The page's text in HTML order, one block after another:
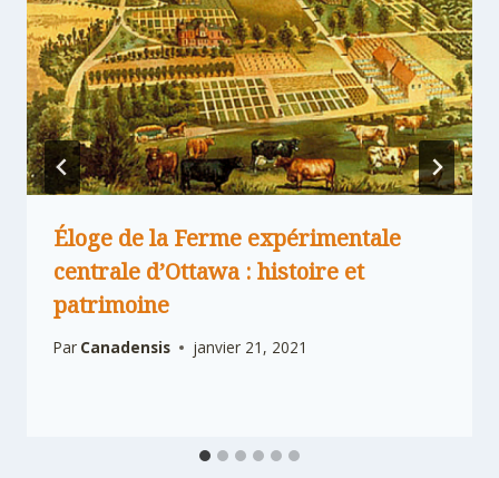
Éloge de la Ferme expérimentale
centrale d’Ottawa : histoire et
patrimoine
Par Canadensis janvier 21, 2021